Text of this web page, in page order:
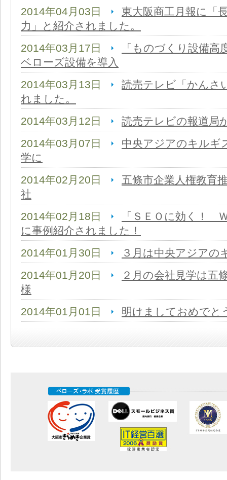
2014年04月03日
東大阪商工月報に「
力」と紹介されました。
2014年03月17日
「ものづくり設備高
ベローズ設備を導入
2014年03月13日
読売テレビ「かんさ
れました。
2014年03月12日
読売テレビの報道局
2014年03月07日
中央アジアのキルギ
学に
2014年02月20日
五條市企業人権教育
社
2014年02月18日
「ＳＥＯに効く！
に事例紹介されました！
2014年01月30日
３月は中央アジアの
2014年01月20日
２月の会社見学は五
様
2014年01月01日
明けましておめでと